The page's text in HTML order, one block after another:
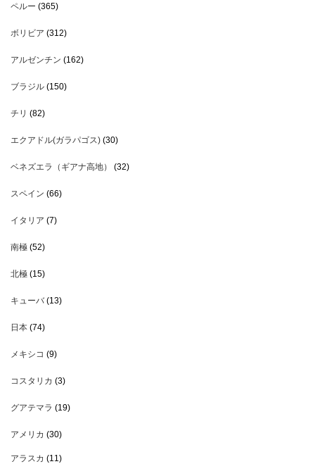
ペルー (365)
ボリビア (312)
アルゼンチン (162)
ブラジル (150)
チリ (82)
エクアドル(ガラパゴス) (30)
ベネズエラ（ギアナ高地） (32)
スペイン (66)
イタリア (7)
南極 (52)
北極 (15)
キューバ(13)
日本 (74)
メキシコ (9)
コスタリカ (3)
グアテマラ (19)
アメリカ (30)
アラスカ (11)